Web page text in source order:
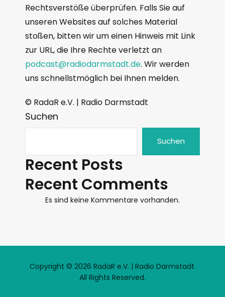
Rechtsverstöße überprüfen. Falls Sie auf
unseren Websites auf solches Material
stoßen, bitten wir um einen Hinweis mit Link
zur URL, die Ihre Rechte verletzt an
podcast@radiodarmstadt.de. Wir werden
uns schnellstmöglich bei Ihnen melden.
© RadaR e.V. | Radio Darmstadt
Suchen
Suchen
Recent Posts
Recent Comments
Es sind keine Kommentare vorhanden.
Copyright © 2026 RadaR e.V. | Radio Darmstadt.
All Rights Reserved.